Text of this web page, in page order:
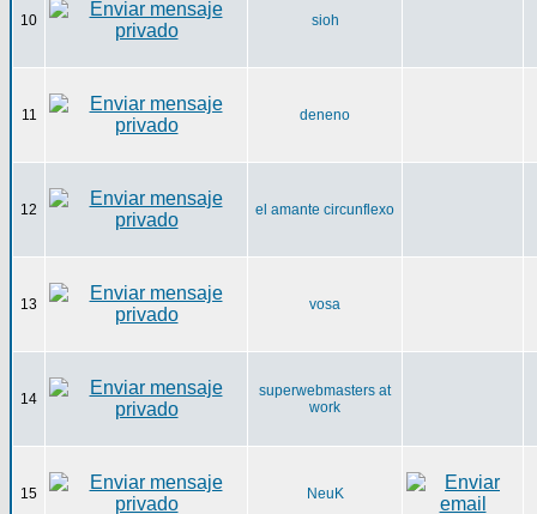
10 sioh
11 deneno
12 el amante circunflexo
13 vosa
14
superwebmasters at
work
15 NeuK